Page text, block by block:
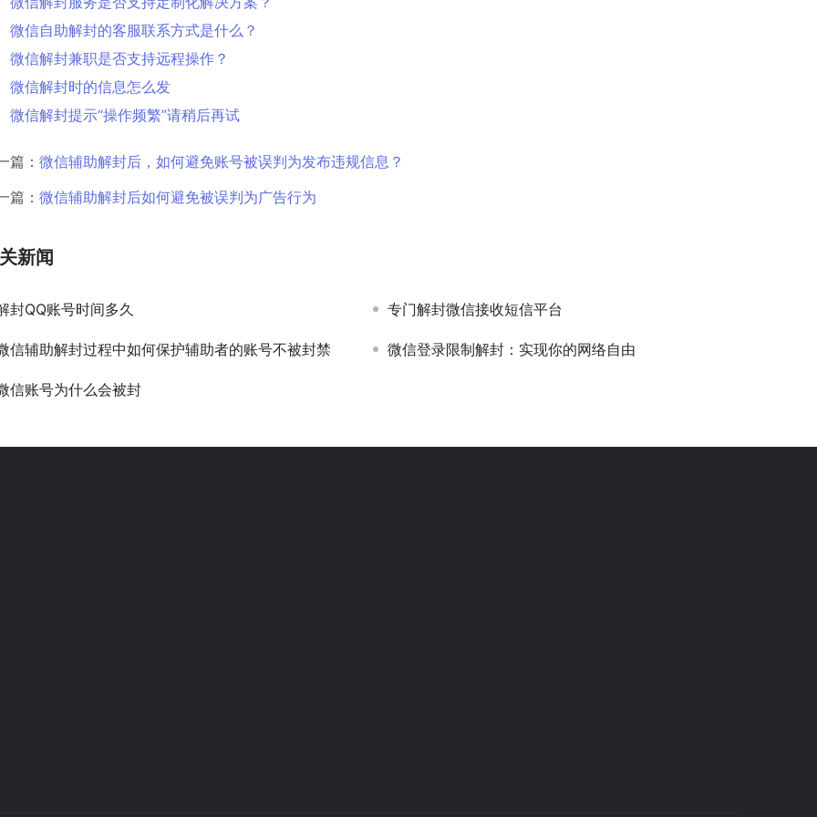
微信自助解封的客服联系方式是什么？
微信解封兼职是否支持远程操作？
微信解封时的信息怎么发
微信解封提示“操作频繁”请稍后再试
篇： 微信辅助解封后，如何避免账号被误判为发布违规信息？
篇： 微信辅助解封后如何避免被误判为广告行为
新闻
封QQ账号时间多久 专门解封微信接收短信平台
信辅助解封过程中如何保护辅助者的账号不被封禁 微信登录限制解封：实现你的网络自由
信账号为什么会被封